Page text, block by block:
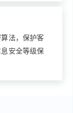
法，保护客
安全等级保